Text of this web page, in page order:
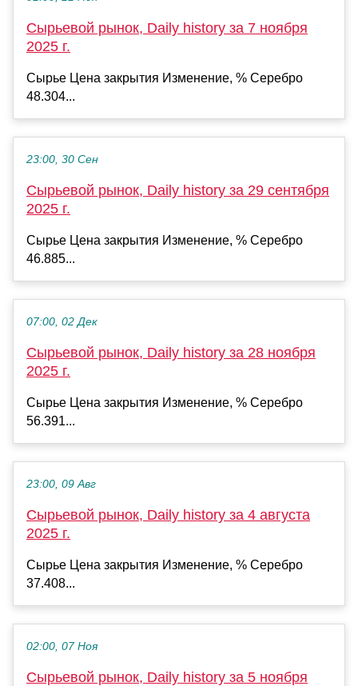
Сырьевой рынок, Daily history за 7 ноября
2025 г.
Сырье Цена закрытия Изменение, % Серебро
48.304...
23:00, 30 Сен
Сырьевой рынок, Daily history за 29 сентября
2025 г.
Сырье Цена закрытия Изменение, % Серебро
46.885...
07:00, 02 Дек
Сырьевой рынок, Daily history за 28 ноября
2025 г.
Сырье Цена закрытия Изменение, % Серебро
56.391...
23:00, 09 Авг
Сырьевой рынок, Daily history за 4 августа
2025 г.
Сырье Цена закрытия Изменение, % Серебро
37.408...
02:00, 07 Ноя
Сырьевой рынок, Daily history за 5 ноября